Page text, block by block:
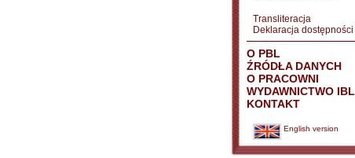
Transliteracja
Deklaracja dostępności
O PBL
ŹRÓDŁA DANYCH
O PRACOWNI
WYDAWNICTWO IBL
KONTAKT
English version